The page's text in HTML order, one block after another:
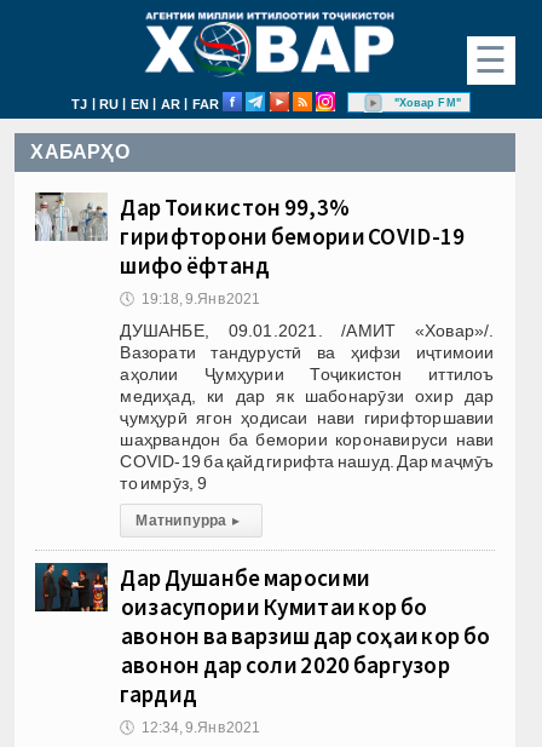
☰
TJ | RU | EN | AR | FAR "Ховар FM"
ХАБАРҲО
Дар Тоҷикистон 99,3%
гирифторони бемории COVID-19
шифо ёфтанд
🕔 19:18, 9.Янв 2021
ДУШАНБЕ, 09.01.2021. /АМИТ «Ховар»/.
Вазорати тандурустӣ ва ҳифзи иҷтимоии
аҳолии Ҷумҳурии Тоҷикистон иттилоъ
медиҳад, ки дар як шабонарӯзи охир дар
ҷумҳурӣ ягон ҳодисаи нави гирифторшавии
шаҳрвандон ба бемории коронавируси нави
COVID-19 ба қайд гирифта нашуд. Дар маҷмӯъ
то имрӯз, 9
Матни пурра ▸
Дар Душанбе маросими
ҷоизасупории Кумитаи кор бо
ҷавонон ва варзиш дар соҳаи кор бо
ҷавонон дар соли 2020 баргузор
гардид
🕔 12:34, 9.Янв 2021